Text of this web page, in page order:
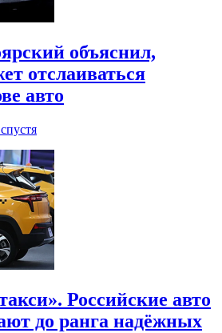
объяснил,
отслаиваться
авто
Российские авто
до ранга надёжных